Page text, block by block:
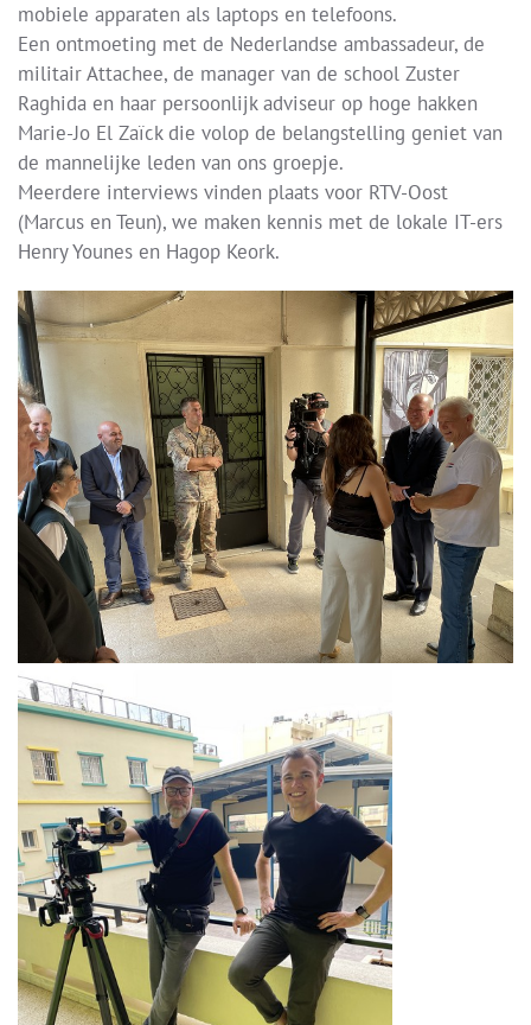
mobiele apparaten als laptops en telefoons.
Een ontmoeting met de Nederlandse ambassadeur, de
militair Attachee, de manager van de school Zuster
Raghida en haar persoonlijk adviseur op hoge hakken
Marie-Jo El Zaïck die volop de belangstelling geniet van
de mannelijke leden van ons groepje.
Meerdere interviews vinden plaats voor RTV-Oost
(Marcus en Teun), we maken kennis met de lokale IT-ers
Henry Younes en Hagop Keork.